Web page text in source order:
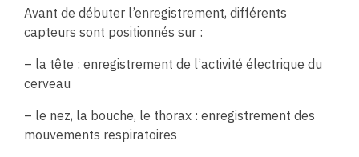
Avant de débuter l’enregistrement, différents
capteurs sont positionnés sur :
– la tête : enregistrement de l’activité électrique du
cerveau
– le nez, la bouche, le thorax : enregistrement des
mouvements respiratoires